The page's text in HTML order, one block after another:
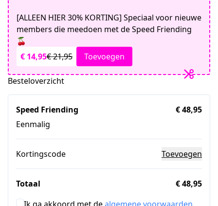
[ALLEEN HIER 30% KORTING] Speciaal voor nieuwe
members die meedoen met de Speed Friending
🍒
€ 14,95€ 21,95 Toevoegen
Besteloverzicht
Speed Friending
Eenmalig
€ 48,95
Kortingscode Toevoegen
Totaal
€ 48,95